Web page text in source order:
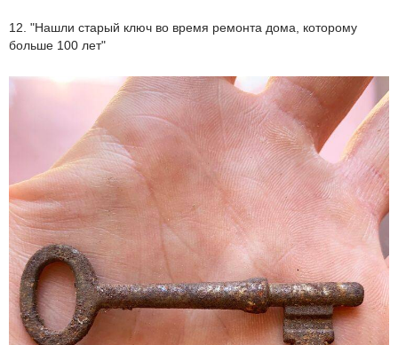
12. "Нашли старый ключ во время ремонта дома, которому
больше 100 лет"